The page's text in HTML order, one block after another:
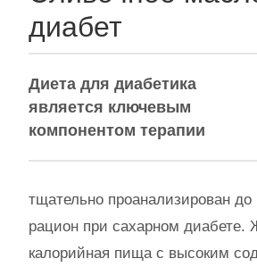
диабет
Диета для диабетика
является ключевым
компонентом терапии
тщательно проанализирован
рацион при сахарном диабете.
калорийная пища с высоким